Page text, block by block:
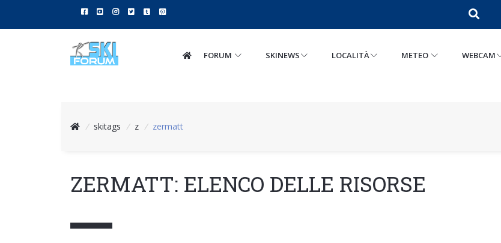
FORUM SKINEWS LOCALITÀ METEO WEBCAM
/ skitags / z / zermatt
ZERMATT: ELENCO DELLE RISORSE